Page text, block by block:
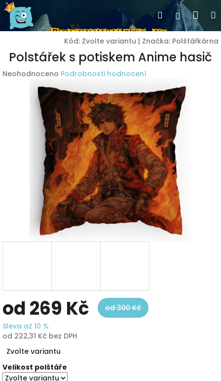
Přejít
na
obsah
Hledat
Kód: Zvolte variantu | Značka: Polštářkárna
Polstářek s potiskem Anime hasič
Průměrné
Neohodnoceno Podrobnosti hodnocení
od269 Kč
od 300 Kč
Sleva až 10 %
od 222,31 Kč bez DPH
cena:
Zvolte variantu
Velikost polštáře